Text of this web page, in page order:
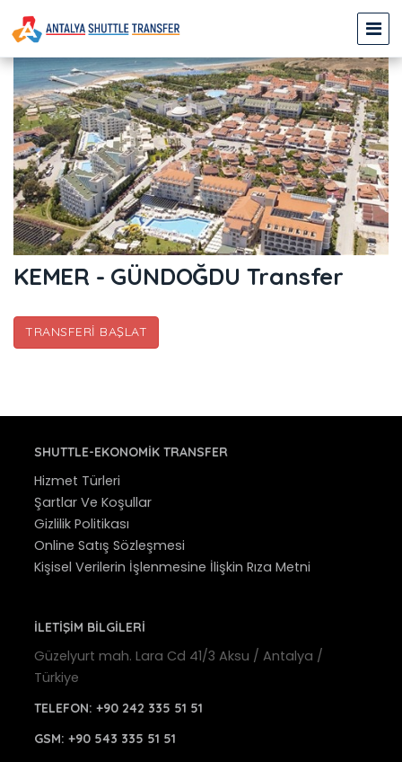
KEMER - GÜNDOĞDU Transfer
TRANSFERI BAŞLAT
SHUTTLE-EKONOMIK TRANSFER
Hizmet Türleri
Şartlar Ve Koşullar
Gizlilik Politikası
Online Satış Sözleşmesi
Kişisel Verilerin İşlenmesine İlişkin Rıza Metni
İLETİŞİM BİLGİLERİ
Güzelyurt mah. Lara Cd 41/3 Aksu / Antalya /
Türkiye
TELEFON: +90 242 335 51 51
GSM: +90 543 335 51 51